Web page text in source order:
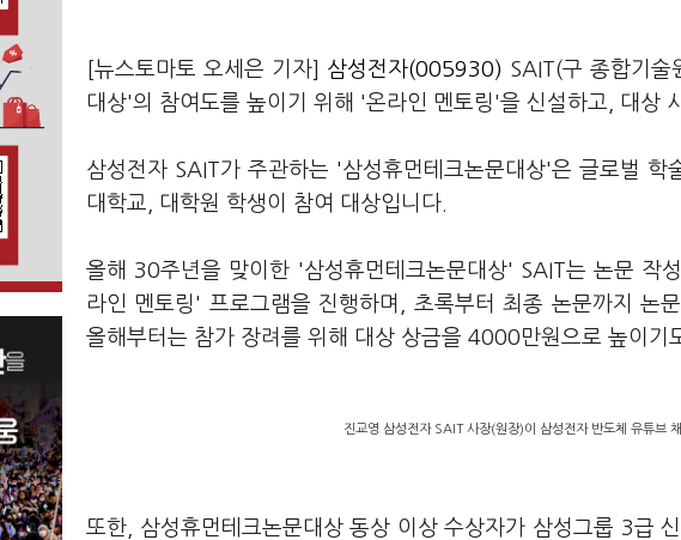
[뉴스토마토 오세은 기자] 삼성전자(005930) SAIT(구 종합기
대상'의 참여도를 높이기 위해 '온라인 멘토링'을 신설하고, 대상
삼성전자 SAIT가 주관하는 '삼성휴먼테크논문대상'은 글로벌
대학교, 대학원 학생이 참여 대상입니다.
올해 30주년을 맞이한 '삼성휴먼테크논문대상' SAIT는 논문 작
라인 멘토링' 프로그램을 진행하며, 초록부터 최종 논문까지 논
올해부터는 참가 장려를 위해 대상 상금을 4000만원으로 높이기
진교영 삼성전자 SAIT 사장(원장)이 삼성전자 반도체 유튜브
또한, 삼성휴먼테크논문대상 동상 이상 수상자가 삼성그룹 3급